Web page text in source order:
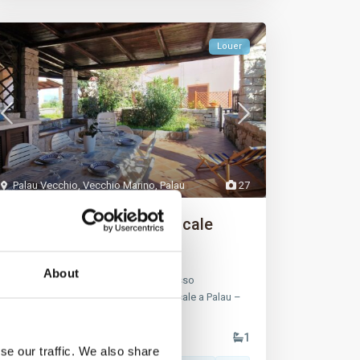
About
our traffic. We also share
27
Palau Vecchio, Vecchio Marino,Palau
Louer
Capo d’orso Marina, Trilocale
MAISON AU Punta Nera Palau, complesso
residenziale Capo d’Orso Marina, Trilocale a Palau –
1